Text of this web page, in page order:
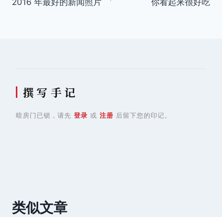
章
2016 年最好的新闻照片 你看起来很好吃
撰 写 手 记
暗房门已锁，请先 登录 或 注册 后留下您的印记。
类似文章